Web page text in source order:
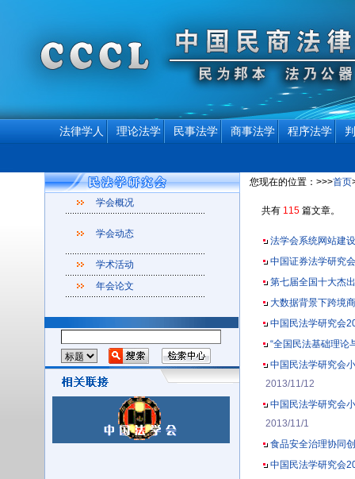
法律学人 理论法学 民事法学 商事法学 程序法学
学会概况
学会动态
学术活动
年会论文
您现在的位置：>>>首页
共有 115 篇文章。
法学会系统网站建
中国证券法学研究
第七届全国十大杰
大数据背景下跨境
中国民法学研究会
“全国民法基础理论
中国民法学研究会
2013/11/12
中国民法学研究会
2013/11/1
食品安全治理协同
中国民法学研究会